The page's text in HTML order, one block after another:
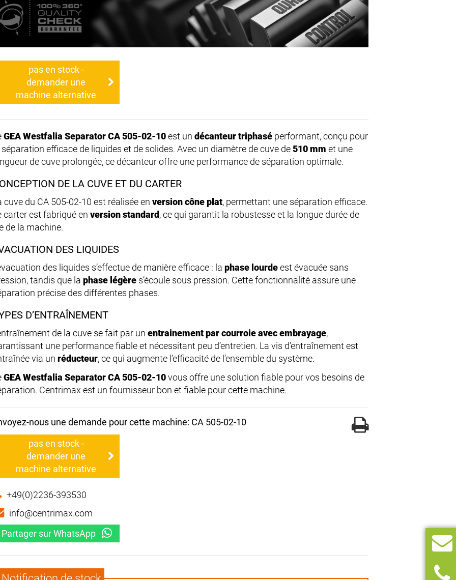
pas en stock -
demander une
machine alternative
GEA Westfalia Separator CA 505-02-10est un décanteur triphasé performant, conçu pour
séparation efficace de liquides et de solides. Avec un diamètre de cuve de510 mm et une
de cuve prolongée, ce décanteur offre une performance de séparation optimale.
DE LA CUVE ET DU CARTER
cuve du CA 505-02-10 est réalisée en version cône plat, permettant une séparation efficace.
carter est fabriqué en version standard, ce qui garantit la robustesse et la longue durée de
de la machine.
DES LIQUIDES
des liquides s’effectue de manière efficace : la phase lourdeest évacuée sans
tandis que la phase légère s’écoule sous pression. Cette fonctionnalité assure une
précise des différentes phases.
D’ENTRAÎNEMENT
de la cuve se fait par un entrainement par courroie avec embrayage,
une performance fiable et nécessitant peu d’entretien. La vis d’entraînement est
via un réducteur, ce qui augmente l’efficacité de l’ensemble du système.
GEA Westfalia Separator CA 505-02-10vous offre une solution fiable pour vos besoins de
Centrimax est un fournisseur bon et fiable pour cette machine.
nous une demande pour cette machine: CA 505-02-10
pas en stock -
demander une
machine alternative
+49(0)2236-393530
info@centrimax.com
Partager sur WhatsApp